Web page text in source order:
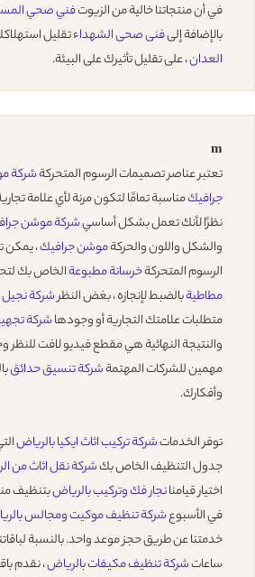
في أن منتجاتنا خالية من الزيوتفني صحي
بالإضافة إلىفنى صحى الشهداءتقليل
العدان، على تقليل تأثيرك على البيئة.
m
تعتبر عناصر تصميمات الرسوم المتحركةشركة
جرافيكمناسبة تمامًا لتكون مرنة لأي علامة
نظرًا لأنك تعمل بشكل أساسيشركة موشن
والشكل واللون والحركةموشن جرافيك، يمكن
الرسوم المتحركةخرسانة مطبوعةالخاص بك
مطاطيةبالضبط لإنجازه ، بغض النظرشركة
متطلبات علامتك التجارية أو وجودهاشركة
والنتيجة النهائية هي مقطع فيديو لافت
مهمين للشركات المهتمةشركة تنسيق حدائق
وأفكارك.
توفر الخدماتشركة تركيب اثاث ايكيا بالرياض
جدول التنظيف الخاص بكشركة نقل اثاث من
اختيار قيامنانجار فك وتركيب بالرياض
في الأسبوعشركة تنظيف موكيت ومجالس
ساعاتشركة تنظيف مكيفات بالرياض، نقدم